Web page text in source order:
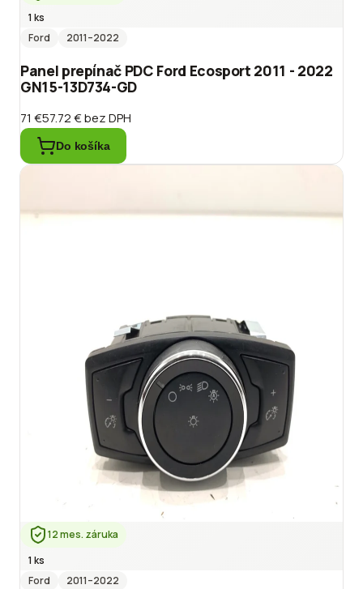
1 ks
Ford
2011–2022
Panel prepínač PDC Ford Ecosport 2011 - 2022
GN15-13D734-GD
71 €57.72 €bez DPH
Do košíka
12 mes. záruka
1 ks
Ford
2011–2022